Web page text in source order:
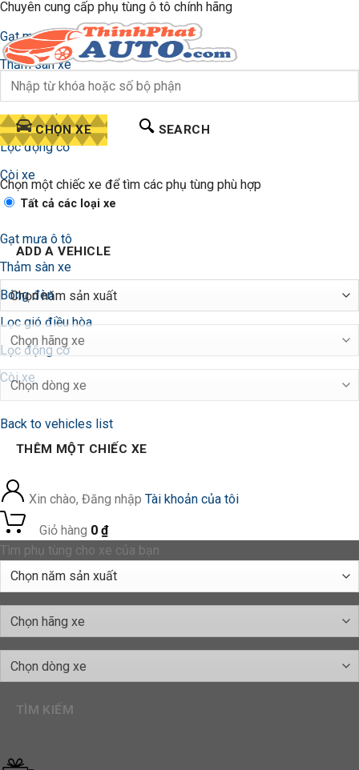
Gạt mưa ô tô
Thảm sàn xe
Bóng đèn
Lọc gió điều hòa
Lọc động cơ
Còi xe
Gạt mưa ô tô
Thảm sàn xe
Bóng đèn
Lọc gió điều hòa
Lọc động cơ
Còi xe
Chuyên cung cấp phụ tùng ô tô chính hãng
CHỌN XE SEARCH
Chọn một chiếc xe để tìm các phụ tùng phù hợp
Tất cả các loại xe
ADD A VEHICLE
Back to vehicles list
THÊM MỘT CHIẾC XE
Xin chào, Đăng nhập Tài khoản của tôi
Giỏ hàng 0 ₫
Tìm phụ tùng cho xe của bạn
TÌM KIẾM